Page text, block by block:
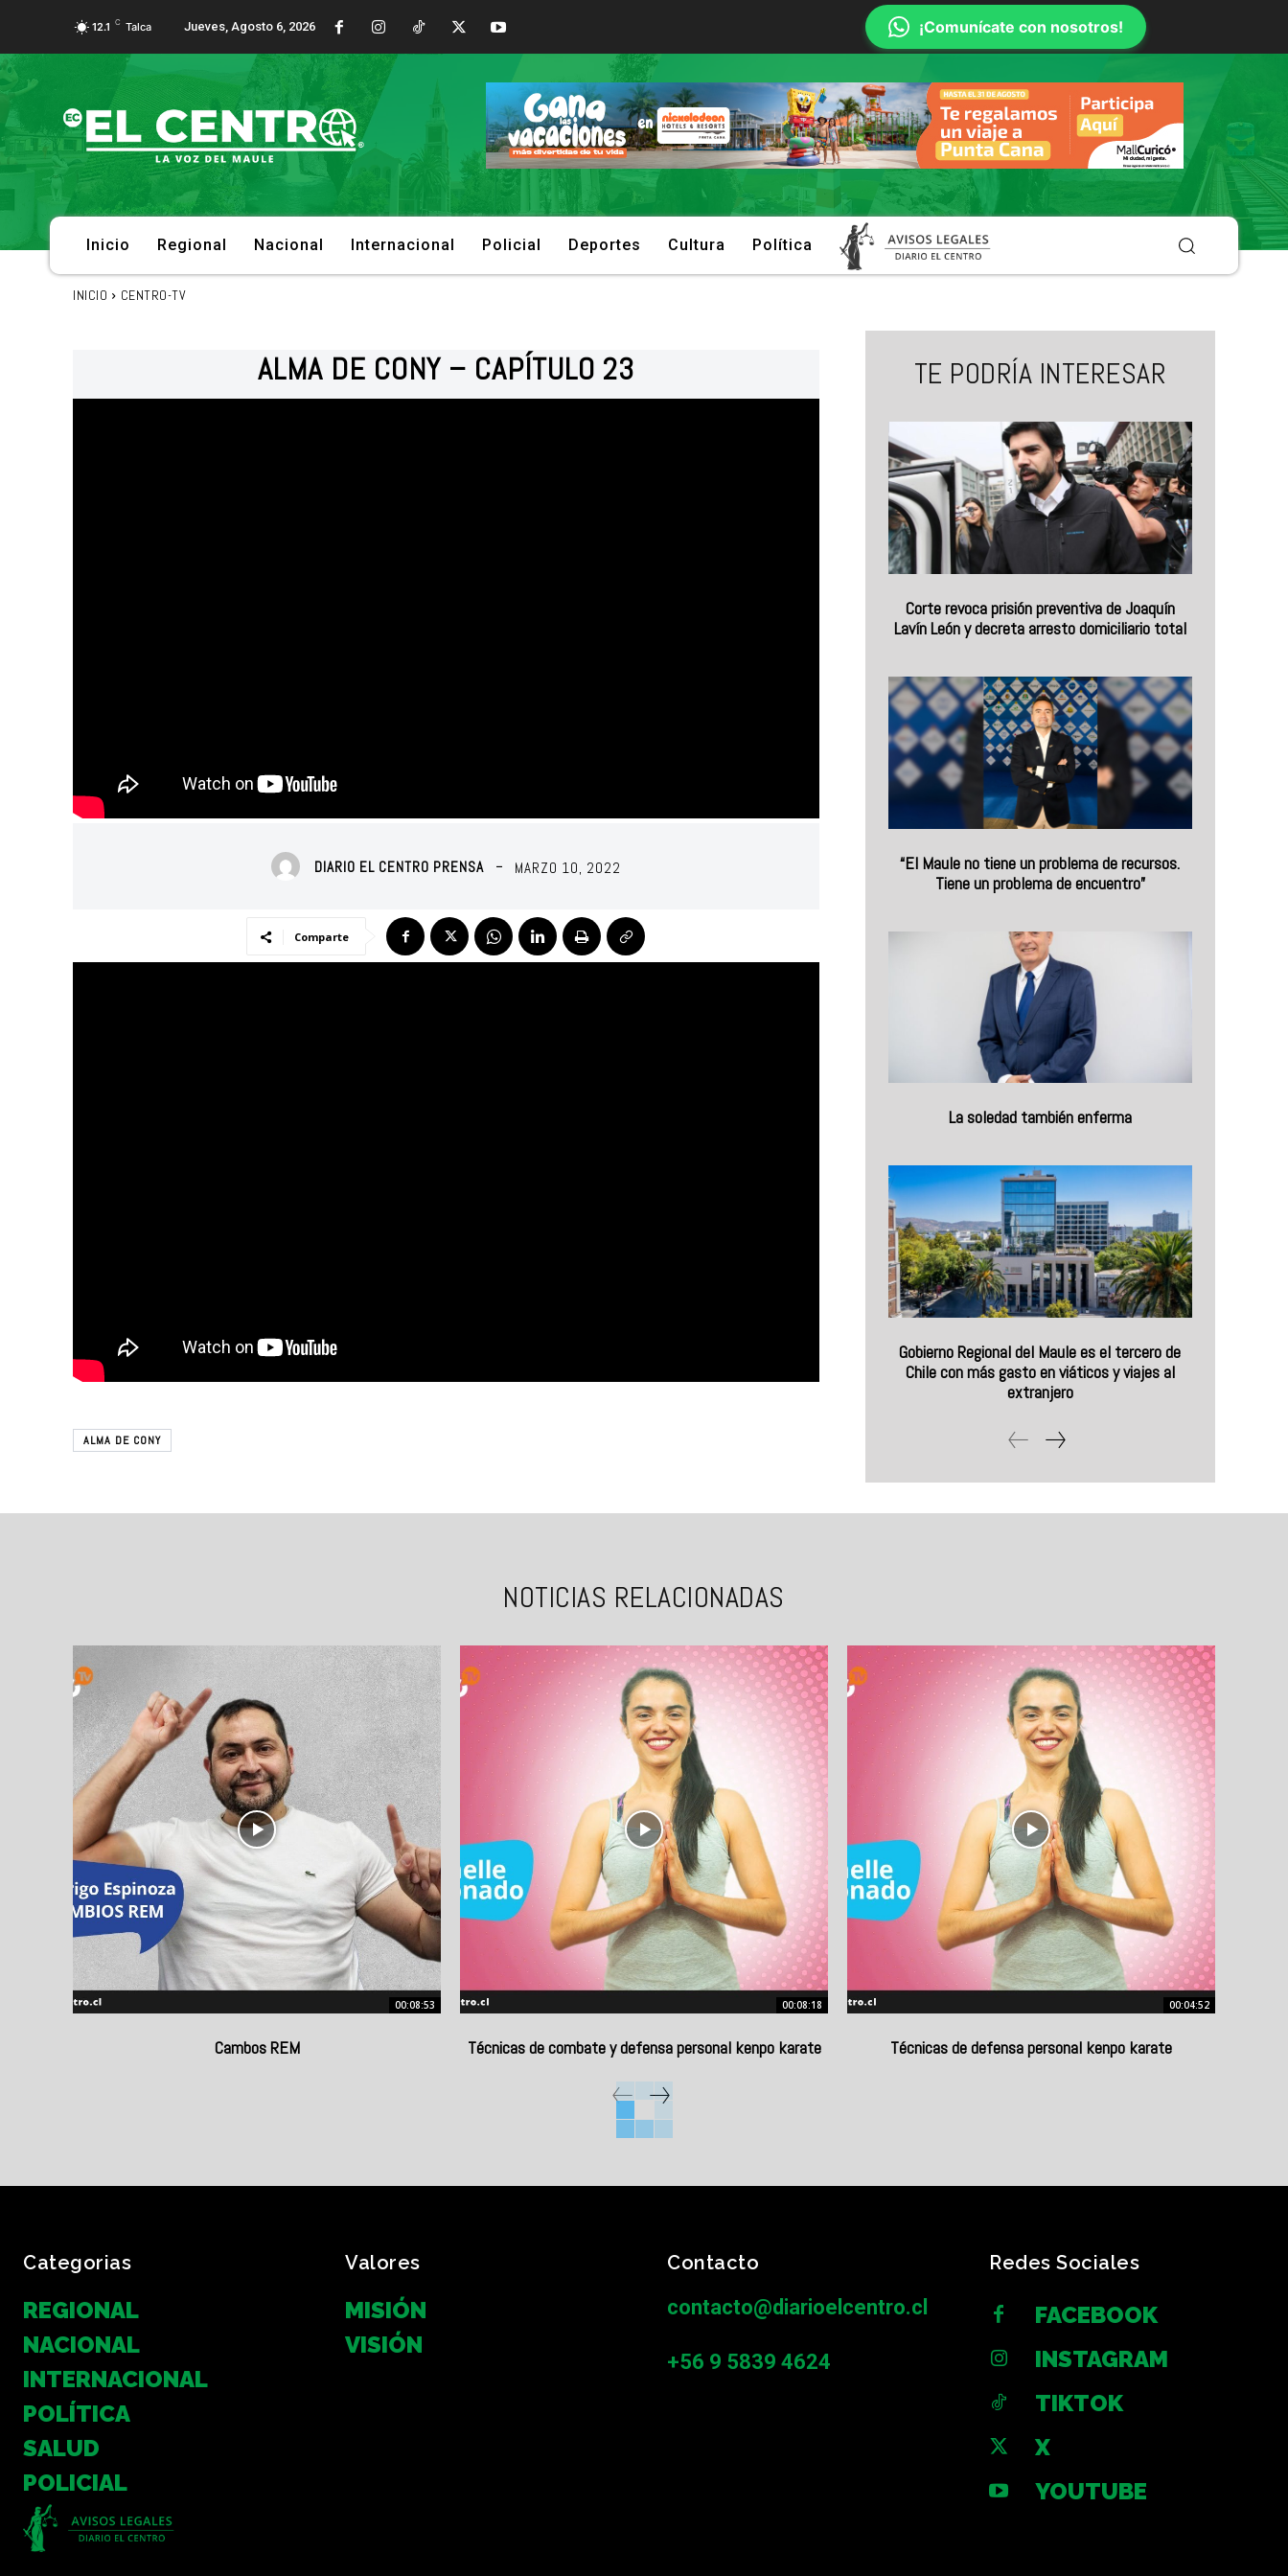
12.1 C Talca Jueves, Agosto 6, 2026 ¡Comunícate con nosotros!
Inicio Regional Nacional Internacional Policial Deportes Cultura Política
INICIO CENTRO-TV
ALMA DE CONY – CAPÍTULO 23
DIARIO EL CENTRO PRENSA MARZO 10, 2022
Comparte
ALMA DE CONY
TE PODRÍA INTERESAR
Corte revoca prisión preventiva de Joaquín
Lavín León y decreta arresto domiciliario total
“El Maule no tiene un problema de recursos.
Tiene un problema de encuentro”
La soledad también enferma
Gobierno Regional del Maule es el tercero de
Chile con más gasto en viáticos y viajes al
extranjero
NOTICIAS RELACIONADAS
00:08:53
Cambos REM
00:08:18
Técnicas de combate y defensa personal kenpo karate
00:04:52
Técnicas de defensa personal kenpo karate
Categorias
REGIONAL
NACIONAL
INTERNACIONAL
POLÍTICA
SALUD
POLICIAL
Valores
MISIÓN
VISIÓN
Contacto
contacto@diarioelcentro.cl
+56 9 5839 4624
Redes Sociales
FACEBOOK
INSTAGRAM
TIKTOK
X
YOUTUBE